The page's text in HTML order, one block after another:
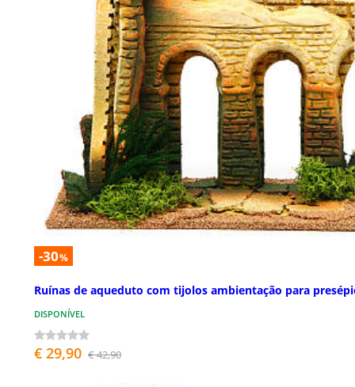
-30%
Ruínas de aqueduto com tijolos ambientação para
DISPONÍVEL
€ 29,90 € 42,90